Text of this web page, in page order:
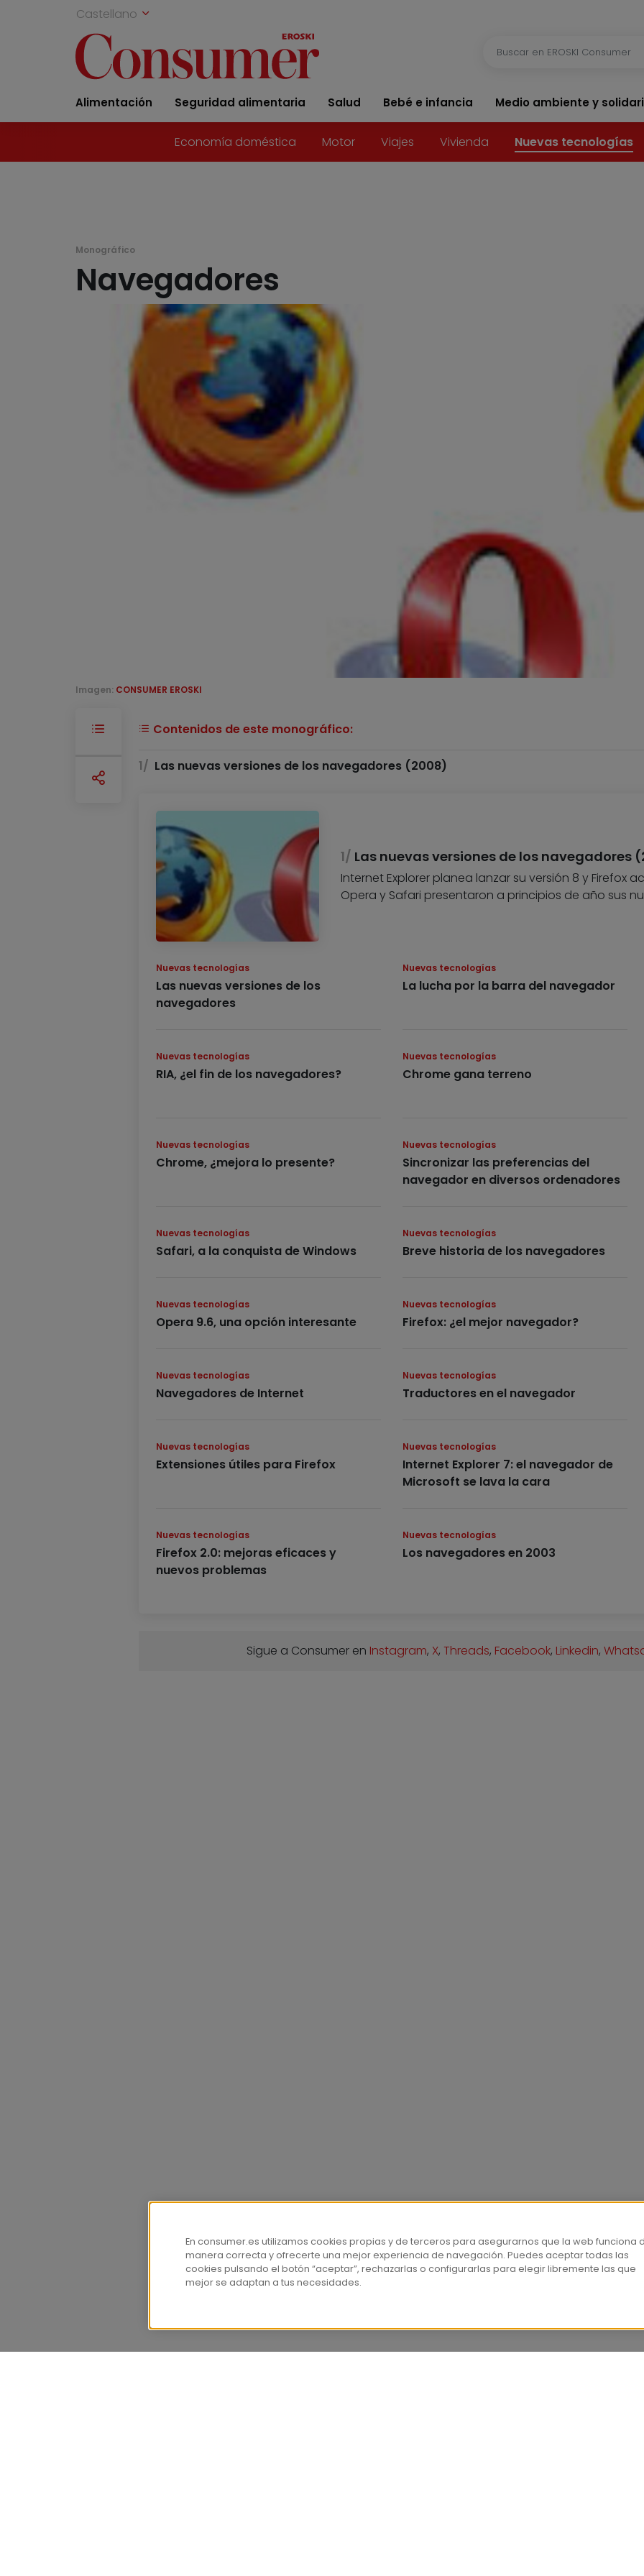
Castellano
Alimentación Seguridad alimentaria Salud Bebé e infancia Medio ambiente y
Economía doméstica Motor Viajes Vivienda Nuevas tecnologías
Monográfico
Navegadores
Imagen: CONSUMER EROSKI
Contenidos de este monográfico:
Las nuevas versiones de los navegadores (2008)
Las nuevas versiones de los navegadores
Internet Explorer planea lanzar su versión 8 y Firefox
Opera y Safari presentaron a principios de año sus
Nuevas tecnologías
Las nuevas versiones de los
navegadores
Nuevas tecnologías
La lucha por la barra del navegador
Nuevas tecnologías
RIA, ¿el fin de los navegadores?
Nuevas tecnologías
Chrome gana terreno
Nuevas tecnologías
Chrome, ¿mejora lo presente?
Nuevas tecnologías
Sincronizar las preferencias del
navegador en diversos ordenadores
Nuevas tecnologías
Safari, a la conquista de Windows
Nuevas tecnologías
Breve historia de los navegadores
Nuevas tecnologías
Opera 9.6, una opción interesante
Nuevas tecnologías
Firefox: ¿el mejor navegador?
Nuevas tecnologías
Navegadores de Internet
Nuevas tecnologías
Traductores en el navegador
Nuevas tecnologías
Extensiones útiles para Firefox
Nuevas tecnologías
Internet Explorer 7: el navegador de
Microsoft se lava la cara
Nuevas tecnologías
Firefox 2.0: mejoras eficaces y
nuevos problemas
Nuevas tecnologías
Los navegadores en 2003
Sigue a Consumer en Instagram, X, Threads, Facebook, Linkedin,
En consumer.es utilizamos cookies propias y de terceros para asegurarnos que la web funciona
manera correcta y ofrecerte una mejor experiencia de navegación. Puedes aceptar todas las
cookies pulsando el botón “aceptar”, rechazarlas o configurarlas para elegir libremente las que
mejor se adaptan a tus necesidades.